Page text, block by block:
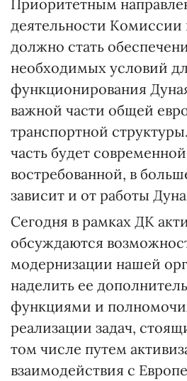
Приоритетным
деятельности
должно стать
необходимых условий
функционирования
важной части общей
транспортной
часть будет
востребованной, в
зависит и от работы
Сегодня в рамках ДК
обсуждаются
модернизации нашей
наделить ее
функциями и
реализации задач,
том числе путем
взаимодействия с